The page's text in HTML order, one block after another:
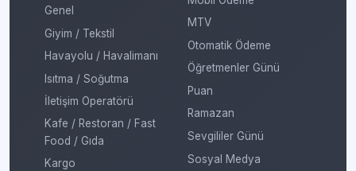
Genel
Giyim / Tekstil
Havayolu / Havalimanı
Isıtma / Soğutma
İletişim Operatörü
Kafe / Restoran / Fast
Food / Gıda
Kargo
MTV
Otomatik Ödeme
Öğretmenler Günü
Puan
Ramazan
Sevgililer Günü
Sosyal Medya